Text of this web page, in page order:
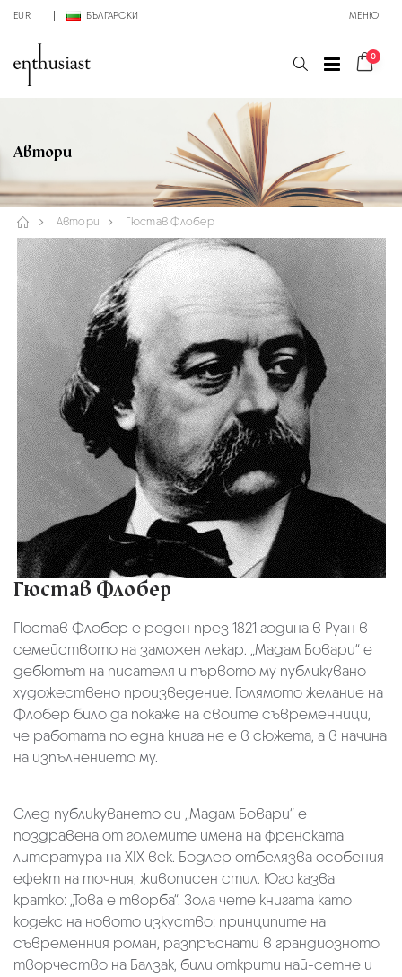
EUR БЪЛГАРСКИ МЕНЮ
0
Автори
Автори Гюстав Флобер
Гюстав Флобер
Гюстав Флобер е роден през 1821 година в Руан в
семейството на заможен лекар. „Мадам Бовари“ е
дебютът на писателя и първото му публикувано
художествено произведение. Голямото желание на
Флобер било да покаже на своите съвременници,
че работата по една книга не е в сюжета, а в начина
на изпълнението му.
След публикуването си „Мадам Бовари“ е
поздравена от големите имена на френската
литература на XIX век. Бодлер отбелязва особения
ефект на точния, живописен стил. Юго казва
кратко: „Това е творба“. Зола чете книгата като
кодекс на новото изкуство: принципите на
съвременния роман, разпръснати в грандиозното
творчество на Балзак, били открити най-сетне и